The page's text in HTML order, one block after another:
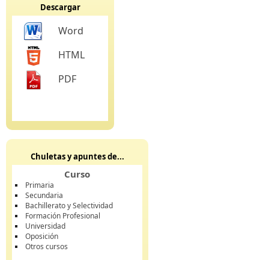
Descargar
Word
HTML
PDF
Chuletas y apuntes de...
Curso
Primaria
Secundaria
Bachillerato y Selectividad
Formación Profesional
Universidad
Oposición
Otros cursos